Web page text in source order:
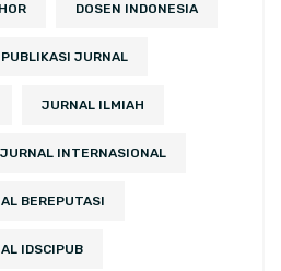
DOSEN INDONESIA
JURNAL
JURNAL ILMIAH
JURNAL INTERNASIONAL
BEREPUTASI
IDSCIPUB